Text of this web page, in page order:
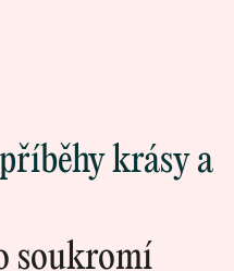
soukromí
krásy a